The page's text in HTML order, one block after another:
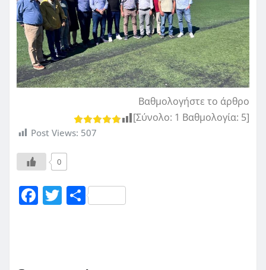
Βαθμολογήστε το άρθρο
[Σύνολο: 1 Βαθμολογία: 5]
Post Views: 507
0
F T Μ